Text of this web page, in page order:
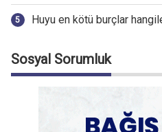
Huyu en kötü burçlar
Sosyal Sorumluk